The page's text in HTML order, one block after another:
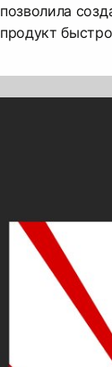
позволила
продукт